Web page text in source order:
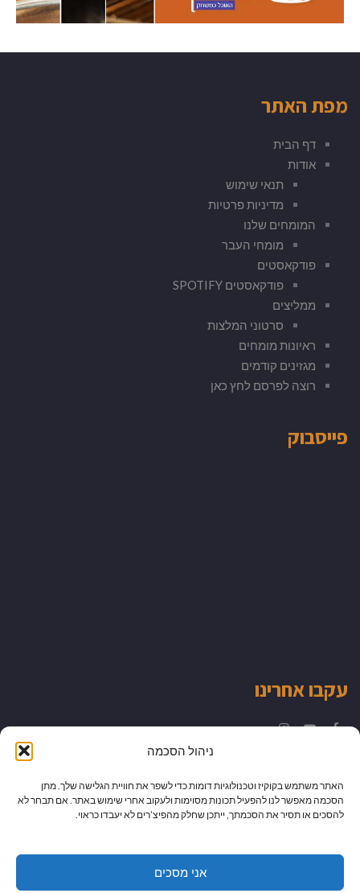
ניהול הסכמה
האתר משתמש בקוקיז וטכנולוגיות דומות כדי לשפר את חוויית הגלישה שלך. מתן
הסכמה מאפשר לנו להפעיל תכונות מסוימות ולעקוב אחרי שימוש באתר. אם תבחר לא
להסכים או תסיר את הסכמתך, ייתכן שחלק מהפיצ’רים לא יעבדו כראוי.
אני מסכים
מפת האתר
דף הבית
אודות
תנאי שימוש
מדיניות פרטיות
המומחים שלנו
מומחי העבר
פודקאסטים
פודקאסטים SPOTIFY
ממליצים
סרטוני המלצות
ראיונות מומחים
מגזינים קודמים
רוצה לפרסם לחץ כאן
פייסבוק
עקבו אחרינו